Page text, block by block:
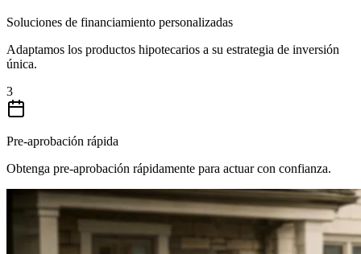
Soluciones de financiamiento personalizadas
Adaptamos los productos hipotecarios a su estrategia de inversión
única.
3
Pre-aprobación rápida
Obtenga pre-aprobación rápidamente para actuar con confianza.